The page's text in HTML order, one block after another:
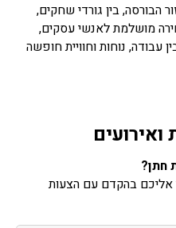
הבורסה, בין גורדי שחקים,
מושלמת לאנשי עסקים,
עבודה, נוחות וחוויית חופשה
אליכם בהקדם עם הצעות